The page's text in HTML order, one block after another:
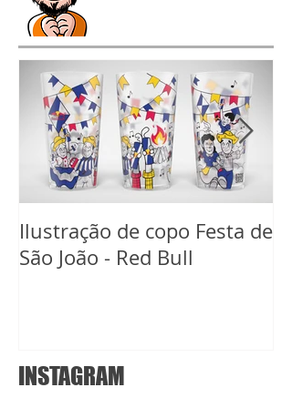
INSTAGRAM
Ilustração de copo Festa de
São João - Red Bull